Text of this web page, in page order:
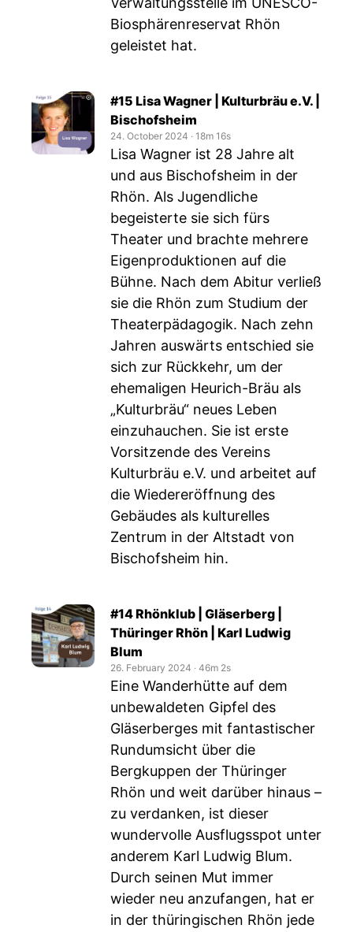
Biosphärenreservat Rhön
geleistet hat.
#15 Lisa Wagner | Kulturbräu e.V. |
Bischofsheim
24. October 2024 ‧ 18m 16s
Lisa Wagner ist 28 Jahre alt
und aus Bischofsheim in der
Rhön. Als Jugendliche
begeisterte sie sich fürs
Theater und brachte mehrere
Eigenproduktionen auf die
Bühne. Nach dem Abitur verließ
sie die Rhön zum Studium der
Theaterpädagogik. Nach zehn
Jahren auswärts entschied sie
sich zur Rückkehr, um der
ehemaligen Heurich-Bräu als
„Kulturbräu“ neues Leben
einzuhauchen. Sie ist erste
Vorsitzende des Vereins
Kulturbräu e.V. und arbeitet auf
die Wiedereröffnung des
Gebäudes als kulturelles
Zentrum in der Altstadt von
Bischofsheim hin.
#14 Rhönklub | Gläserberg |
Thüringer Rhön | Karl Ludwig
Blum
26. February 2024 ‧ 46m 2s
Eine Wanderhütte auf dem
unbewaldeten Gipfel des
Gläserberges mit fantastischer
Rundumsicht über die
Bergkuppen der Thüringer
Rhön und weit darüber hinaus –
zu verdanken, ist dieser
wundervolle Ausflugsspot unter
anderem Karl Ludwig Blum.
Durch seinen Mut immer
wieder neu anzufangen, hat er
in der thüringischen Rhön jede